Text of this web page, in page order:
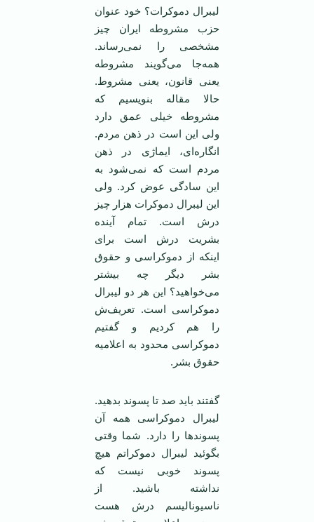
لیبرال دموکرات؟ خود عنوان
حزب مشروطه ایران چیز
مشخصی را نمی‌رساند.
همه‌جا می‌گویند مشروطه
یعنی قانون، یعنی مشروط.
حالا مقاله بنویسیم که
مشروطه خیلی عمق دارد
ولی این است در ذهن مردم.
انگاره‌ای، ایماژی در ذهن
مردم است که نمی‌شود به
این سادگی عوض کرد. ولی
این لیبرال دموکرات هزار چیز
درش است. تمام آینده
بشریت درش است برای
اینکه از دموکراسی و حقوق
بشر دیگر چه بیشتر
می‌خواهید؟ این هر دو لیبرال
دموکراسی است. تعریف‌ش
را هم کردیم و گفتیم
دموکراسی محدود به اعلامیه
حقوق بشر.
گفتند باید صد تا پسوند بدهید.
لیبرال دموکراسی همه آن
پسوند‌ها را دارد. شما وقتی
بگوئید لیبرال دموکراتم هیچ
پسوند خوبی نیست که
نداشته باشید. از
ناسیونالیسم درش هست